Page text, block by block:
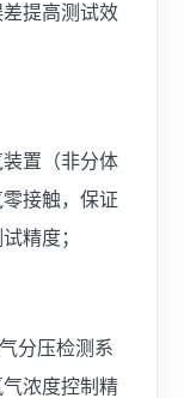
提高测试效
置（非分体
接触，保证
精度；
分压检测系
浓度控制精